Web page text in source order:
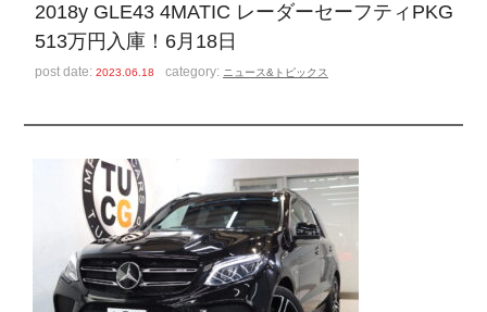
全国納車 特別作業
注文販売
スタッフ紹介
お問い合わせ
スタッフblog 納車blog
2018y GLE43 4MATIC レーダーセーフティPKG
513万円入庫！6月18日
post date:2023.06.18 category: ニュース&トピックス